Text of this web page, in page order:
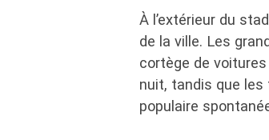
À l’extérieur du
de la ville. Les
cortège de
nuit, tandis que les
populaire